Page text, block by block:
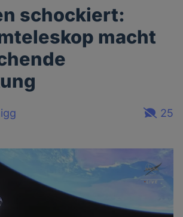
schockiert:
macht
25